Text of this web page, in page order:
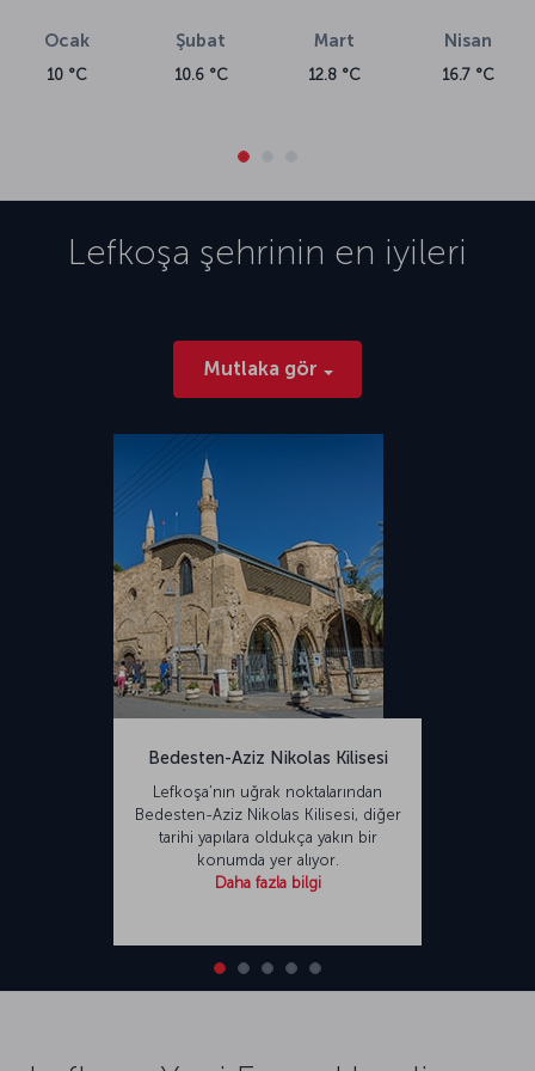
da keşfedebilirsiniz. Salamis Antik Kenti, Girne Kalesi, Karaoğlanoğlu
Şehitliği ve Alagadi Kaplumbağa Plajı Lefkoşa’dan uzaklaşmak için
güzel alternatifler. Öte yandan Girne Kalesi’nde muhteşem manzarayı
da son derece özgün lezzetler sunuyor. Ağırlıklı olarak Akdeniz
damaklar, bu şehirden oldukça mutlu ayrılıyor. Lefkoşa’ya
kebabı, hellim peyniri, piruhi mantısı, deniz ürünleri, pilevuna ve nor
uçak bileti alın
Lefkoşa’nın güzelliklerini keşfetmek için ilk adımı atmaya hazır
mısınız? Hemen şimdi Lefkoşauçak biletifiyatlarını inceleyerek bu
Unutulmaz bir tatil deneyimi sunan Lefkoşa’ya Türk Hava Yolları ile
güvenli ve konforlu bir şekilde ulaşabilirsiniz. İstanbul Havalimanı ya
da Sabiha Gökçen Uluslararası Havalimanı’ndan gerçekleşen Türk
Hava Yolları Lefkoşa uçuşları, Yeni Ercan Havalimanı’nda son buluyor.
Lefkoşa uçuşları ortalama bir buçuk saat sürüyor.
Yeni Ercan Havalimanı hakkında
Kuzey Kıbrıs Türk Cumhuriyeti’nde yer alan ve ülkenin en büyük
havalimanı olan Yeni Ercan Havalimanı, İkinci Dünya Savaşı sırasında
İngilizler tarafından askeri amaçlarla inşa ediliyor. Tymvou olarak
bilinen havalimanının ismi 1974’teki Kıbrıs Barış Harekatı’nda şehit
düşen Binbaşı Fehmi Ercan’ın anısına bu şekilde değiştiriliyor.
verebilecek durumdadır. 7 milyon 800 bin metrekarelik alan üzerine
mesafede bulunmaktadır.
Ocak
10 °C
Şubat
10.6 °C
Mart
12.8 °C
Nisan
16.7 °C
Lefkoşa şehrinin en iyileri
Mutlaka gör
Bedesten-Aziz Nikolas Kilisesi
Lefkoşa’nın uğrak noktalarından
Bedesten-Aziz Nikolas Kilisesi, diğer
tarihi yapılara oldukça yakın bir
konumda yer alıyor.
Daha fazla bilgi